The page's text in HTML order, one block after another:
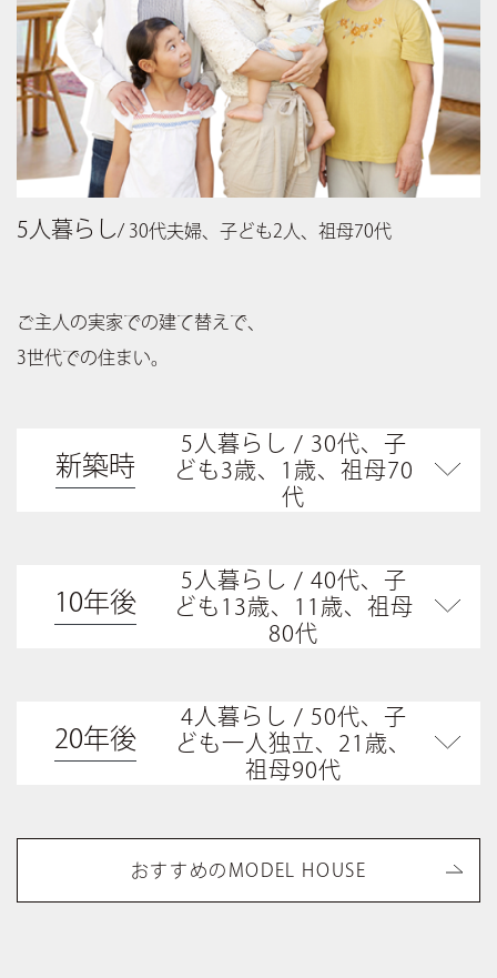
5人暮らし/ 30代夫婦、子ども2人、祖母70代
ご主人の実家での建て替えで、
3世代での住まい。
新築時
5人暮らし / 30代、子
ども3歳、1歳、祖母70
代
10年後
5人暮らし / 40代、子
ども13歳、11歳、祖母
80代
20年後
4人暮らし / 50代、子
ども一人独立、21歳、
祖母90代
おすすめのMODEL HOUSE